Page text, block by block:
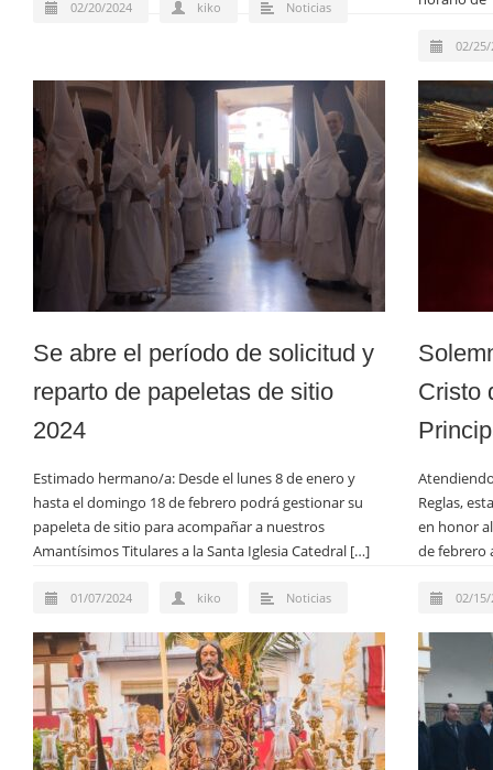
02/25/
02/20/2024 kiko Noticias
Cristo
Reglas,
en honor
de febrero
02/15/
Se abre el período de solicitud y
reparto de papeletas de sitio
2024
Estimado hermano/a: Desde el lunes 8 de enero y
hasta el domingo 18 de febrero podrá gestionar su
papeleta de sitio para acompañar a nuestros
Amantísimos Titulares a la Santa Iglesia Catedral […]
01/07/2024 kiko Noticias